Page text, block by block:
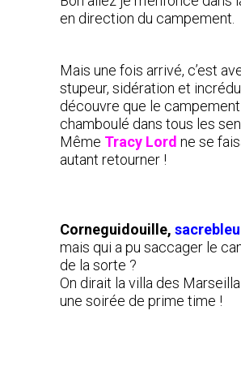
en direction du campement.
Mais une fois arrivé, c’est
stupeur, sidération et
découvre que le
chamboulé dans tous les
Même Tracy Lord ne se
autant retourner !
Corneguidouille, sacrebleu
mais qui a pu saccager le
de la sorte ?
On dirait la villa des
une soirée de prime time !